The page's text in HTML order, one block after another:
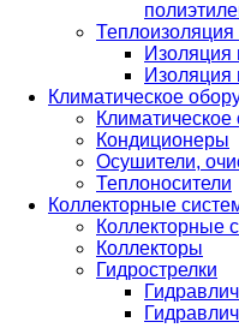
Теплоизоляция
Изоляция
Изоляция
Климатическое
Кондиционеры
Осушители,
Теплоносители
Коллекторные
Коллекторные
Коллекторы
Гидрострелки